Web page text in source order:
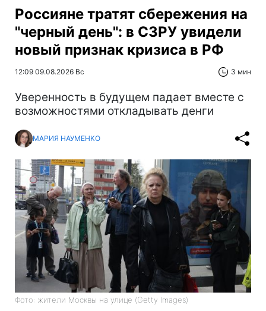
Россияне тратят сбережения на
"черный день": в СЗРУ увидели
новый признак кризиса в РФ
12:09 09.08.2026 Вс 3 мин
Уверенность в будущем падает вместе с
возможностями откладывать денги
МАРИЯ НАУМЕНКО
Фото: жители Москвы на улице (Getty Images)